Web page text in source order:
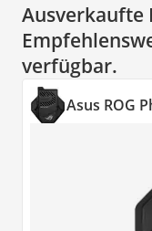
Ausverkaufte
verfügbar.
Asus ROG